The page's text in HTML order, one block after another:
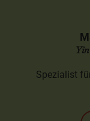
Spezialist